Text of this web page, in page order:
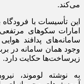
می‌کند.
این تأسیسات با
وجود همان سامانه در
زیرساخت‌ها حکایت دارد.
به نوشته لوموند،